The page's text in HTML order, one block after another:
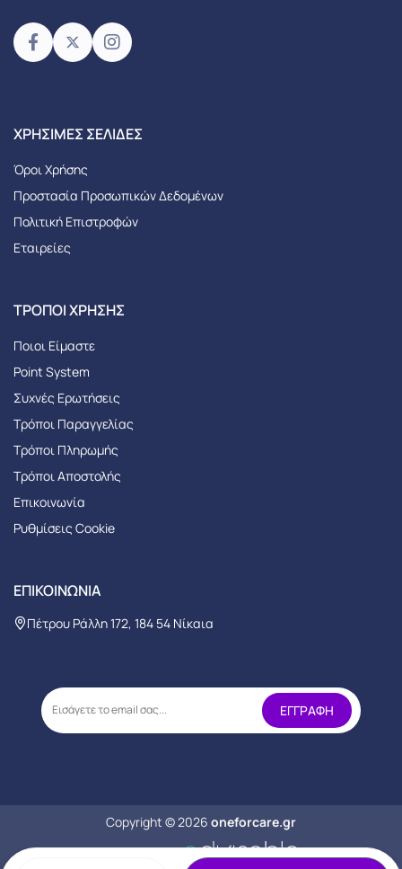
XΡΉΣΙΜΕΣ ΣΕΛΊΔΕΣ
Όροι Χρήσης
Προστασία Προσωπικών Δεδομένων
Πολιτική Επιστροφών
Εταιρείες
ΤΡΌΠΟΙ ΧΡΉΣΗΣ
Ποιοι Είμαστε
Point System
Συχνές Ερωτήσεις
Τρόποι Παραγγελίας
Tρόποι Πληρωμής
Τρόποι Αποστολής
Επικοινωνία
Ρυθμίσεις Cookie
ΕΠΙΚΟΙΝΩΝΊΑ
Πέτρου Ράλλη 172, 184 54 Νίκαια
Copyright © 2026 oneforcare.gr